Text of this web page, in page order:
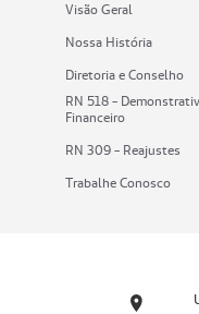
Visão Geral
Nossa História
Diretoria e Conselho
RN 518 -
Financeiro
RN 309 - Reajustes
Trabalhe Conosco